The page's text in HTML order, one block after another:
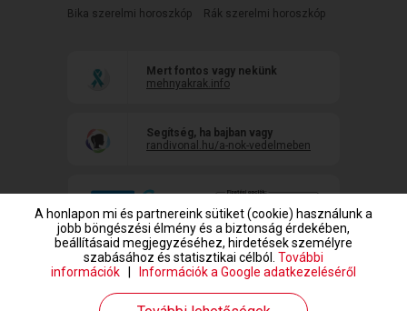
Bika szerelmi horoszkóp
Rák szerelmi horoszkóp
Mert fontos vagy nekünk
mehnyakrak.info
Segítség, ha bajban vagy
randivonal.hu/a-nok-vedelmeben
www.randivonal.hu © Copyright 1999-2026 Dating Central Europe Zrt.
A honlapon mi és partnereink sütiket (cookie) használunk a
jobb böngészési élmény és a biztonság érdekében,
beállításaid megjegyzéséhez, hirdetések személyre
szabásához és statisztikai célból. További
információk
Információk a Google adatkezeléséről